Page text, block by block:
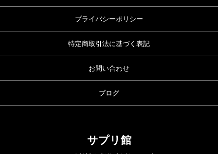
プライバシーポリシー
特定商取引法に基づく表記
お問い合わせ
ブログ
サプリ館